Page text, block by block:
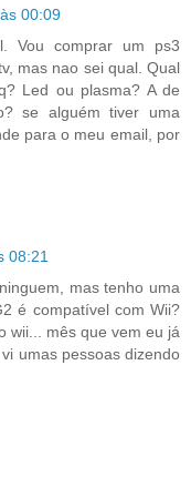
00:09
Vou comprar um ps3
mas nao sei qual. Qual
Led ou plasma? A de
se alguém tiver uma
para o meu email, por
08:21
mas tenho uma
é compatível com Wii?
wii... mês que vem eu já
umas pessoas dizendo